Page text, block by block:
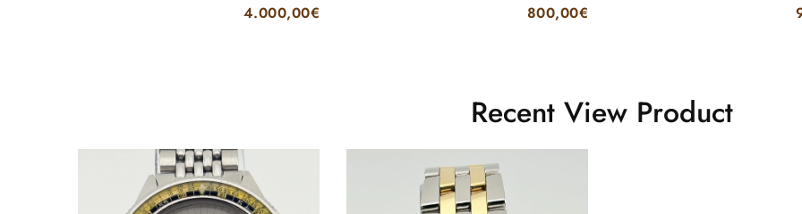
4.000,00€ 800,00€
Recent View Product